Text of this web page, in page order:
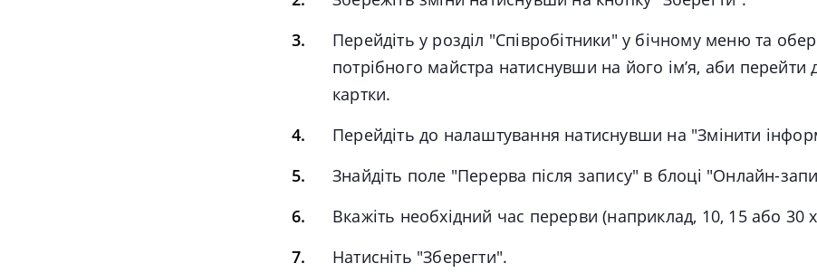
Перейдіть у розділ "Співробітники" у бічному меню та о
потрібного майстра натиснувши на його імʼя, аби перейти
картки.
Перейдіть до налаштування натиснувши на "Змінити
Знайдіть поле "Перерва після запису" в блоці "Онлайн-
Вкажіть необхідний час перерви (наприклад, 10, 15 або 30
Натисніть "Зберегти".